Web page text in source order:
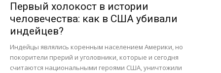
Первый холокост в истории
человечества: как в США убивали
индейцев?
Индейцы являлись коренным населением Америки, но
покорители прерий и уголовники, которые и сегодня
считаются национальными героями США, уничтожили